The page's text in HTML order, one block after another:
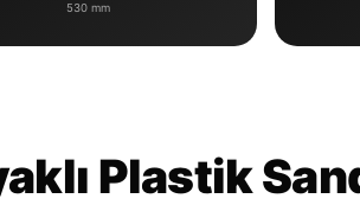
530 mm
Plastik